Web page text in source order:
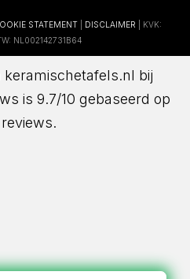
STATEMENT DISCLAIMER | KVK:
NL002142731B64
keramischetafels.nl bij
is 9.7/10 gebaseerd op